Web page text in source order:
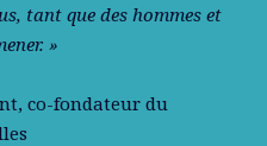
tant que des hommes et
»
co-fondateur du